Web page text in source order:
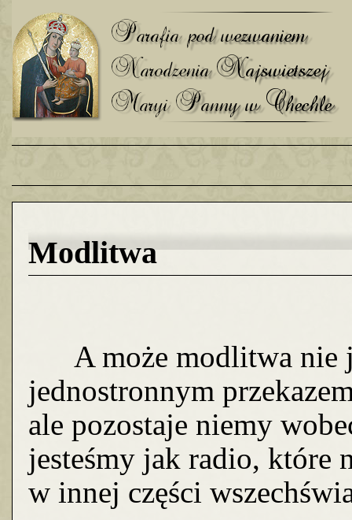
Modlitwa
A może modlitwa nie
jednostronnym
ale pozostaje niemy
jesteśmy jak radio, które
w innej części